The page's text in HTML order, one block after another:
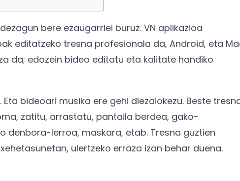
bere ezaugarriei buruz. VN aplikazioa
editatzeko tresna profesionala da, Android, eta
da; edozein bideo editatu eta kalitate handiko
bideoari musika ere gehi diezaiokezu. Beste
zatitu, arrastatu, pantaila berdea, gako-
denbora-lerroa, maskara, etab. Tresna guztien
ulertzeko erraza izan behar duena.